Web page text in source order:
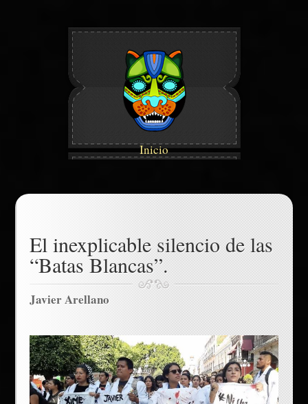
Inicio
El inexplicable silencio de las
“Batas Blancas”.
Javier Arellano